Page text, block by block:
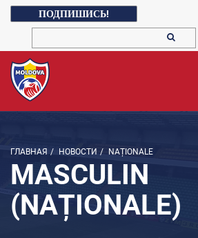
ПОДПИШИСЬ!
ГЛАВНАЯ / НОВОСТИ / NAȚIONALE
MASCULIN
(NAȚIONALE)